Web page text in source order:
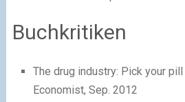
Buchkritiken
The drug industry: Pick your
Economist, Sep. 2012